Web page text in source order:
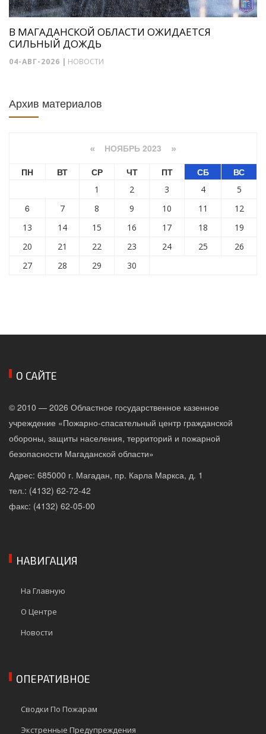
В МАГАДАНСКОЙ ОБЛАСТИ ОЖИДАЕТСЯ
СИЛЬНЫЙ ДОЖДЬ
04-АВГ-2026 | НОВОСТИ
Архив материалов
« НОЯБРЬ 2023 »
ПН ВТ СР ЧТ ПТ СБ ВС
1 2 3 4 5
6 7 8 9 10 11
12
13
14 15 16 17 18
19
20
21 22 23 24 25
26
27
28 29 30
О САЙТЕ
© 2010 — 2026 Областное государственное казенное
учреждение «Пожарно-спасательный центр гражданской
обороны, защиты населения, территорий и пожарной
безопасности Магаданской области»
Адрес: 685000 г. Магадан, пр. Карла Маркса, д. 1
тел.: (4132) 62-72-42
факс: (4132) 62-05-00
НАВИГАЦИЯ
На Главную
О Центре
Новости
ОПЕРАТИВНОЕ
Сводки По Пожарам
Экстренные Предупреждения